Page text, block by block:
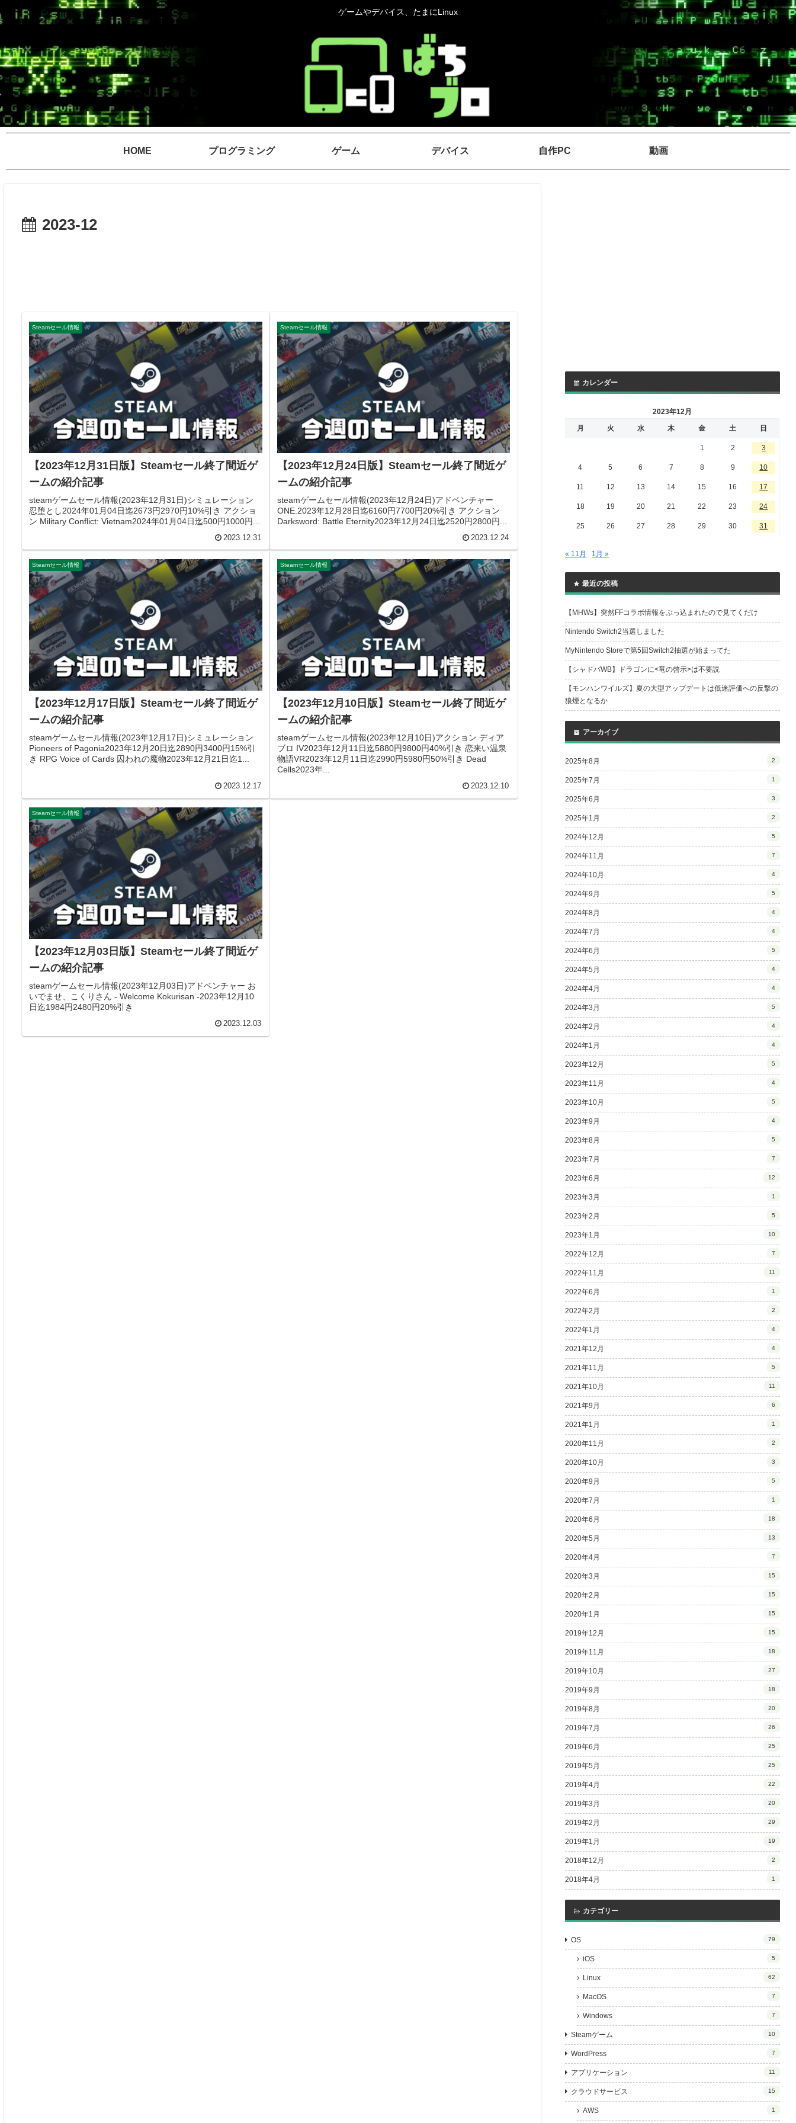
ゲームやデバイス、たまにLinux
HOME プログラミング ゲーム デバイス 自作PC 動画
2023-12
Steamセール情報
【2023年12月31日版】Steamセール終了間近ゲ
ームの紹介記事
steamゲームセール情報(2023年12月31日)シミュレーション
忍堕とし2024年01月04日迄2673円2970円10%引き アクショ
ン Military Conflict: Vietnam2024年01月04日迄500円1000円...
2023.12.31
Steamセール情報
【2023年12月24日版】Steamセール終了間近ゲ
ームの紹介記事
steamゲームセール情報(2023年12月24日)アドベンチャー
ONE.2023年12月28日迄6160円7700円20%引き アクション
Darksword: Battle Eternity2023年12月24日迄2520円2800円...
2023.12.24
Steamセール情報
【2023年12月17日版】Steamセール終了間近ゲ
ームの紹介記事
steamゲームセール情報(2023年12月17日)シミュレーション
Pioneers of Pagonia2023年12月20日迄2890円3400円15%引
き RPG Voice of Cards 囚われの魔物2023年12月21日迄1...
2023.12.17
Steamセール情報
【2023年12月10日版】Steamセール終了間近ゲ
ームの紹介記事
steamゲームセール情報(2023年12月10日)アクション ディア
ブロ IV2023年12月11日迄5880円9800円40%引き 恋来い温泉
物語VR2023年12月11日迄2990円5980円50%引き Dead
Cells2023年...
2023.12.10
Steamセール情報
【2023年12月03日版】Steamセール終了間近ゲ
ームの紹介記事
steamゲームセール情報(2023年12月03日)アドベンチャー お
いでませ、こくりさん - Welcome Kokurisan -2023年12月10
日迄1984円2480円20%引き
2023.12.03
カレンダー
2023年12月
月
火 水 木 金 土 日
1 2 3
4 5 6 7 8 9 10
11 12 13 14 15 16 17
18 19 20 21 22 23 24
25 26 27 28 29 30 31
« 11月 1月 »
最近の投稿
【MHWs】突然FFコラボ情報をぶっ込まれたので見てくだけ
Nintendo Switch2当選しました
MyNintendo Storeで第5回Switch2抽選が始まってた
【シャドバWB】ドラゴンに<竜の啓示>は不要説
【モンハンワイルズ】夏の大型アップデートは低迷評価への反撃の
狼煙となるか
アーカイブ
2025年8月 2
2025年7月 1
2025年6月 3
2025年1月 2
2024年12月 5
2024年11月 7
2024年10月 4
2024年9月 5
2024年8月 4
2024年7月 4
2024年6月 5
2024年5月 4
2024年4月 4
2024年3月 5
2024年2月 4
2024年1月 4
2023年12月 5
2023年11月 4
2023年10月 5
2023年9月 4
2023年8月 5
2023年7月 7
2023年6月 12
2023年3月 1
2023年2月 5
2023年1月 10
2022年12月 7
2022年11月 11
2022年6月 1
2022年2月 2
2022年1月 4
2021年12月 4
2021年11月 5
2021年10月 11
2021年9月 6
2021年1月 1
2020年11月 2
2020年10月 3
2020年9月 5
2020年7月 1
2020年6月 18
2020年5月 13
2020年4月 7
2020年3月 15
2020年2月 15
2020年1月 15
2019年12月 15
2019年11月 18
2019年10月 27
2019年9月 18
2019年8月 20
2019年7月 26
2019年6月 25
2019年5月 25
2019年4月 22
2019年3月 20
2019年2月 29
2019年1月 19
2018年12月 2
2018年4月 1
カテゴリー
OS 79
iOS 5
Linux 62
MacOS 7
Windows 7
Steamゲーム 10
WordPress 7
アプリケーション 11
クラウドサービス 15
AWS 1